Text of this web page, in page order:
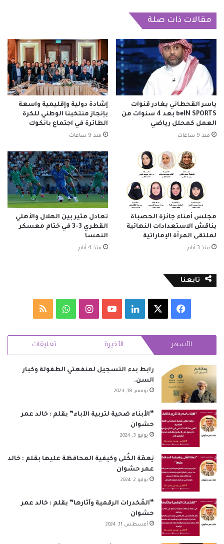
مقالات ذات صلة
ياسر القحطاني يغادر قنوات
beIN SPORTS بعد 4 سنوات من
العمل كمحلل رياضي
منذ 9 ساعات
إشادة دولية وإقليمية واسعة
بإنجاز منتخبنا الوطني للكرة
الطائرة في اجتماع بانكوك
منذ 9 ساعات
مجلس أمناء جائزة الحصباة
يناقش الاستعدادات النهائية
لملتقى المرأة الإماراتية
منذ 3 أيام
تعادل مثير بين الهلال والأهلي
القطري 3-3 في ختام معسكر
النمسا
منذ 4 أيام
تابعنا
فيسبوك لينكدإن‫YouTubeانستقرامواتسابملخص
RSS الأشهر الأخيرة تعليقات
رابط بدء التسجيل لمنفعتي الطفولة وكبار
السن.
نوفمبر 18, 2023
“الأبناء ضحية لتربية الآباء” بقلم : خالد عمر
حشوان
يونيو 3, 2024
نِعمَة الكُلى وكيفية المحافظة عليها بقلم : خالد
عمر حشوان
يوليو 2, 2024
“المُخدرات الرقمية وآثارها” بقلم : خالد عمر
حشوان
أغسطس 11, 2024